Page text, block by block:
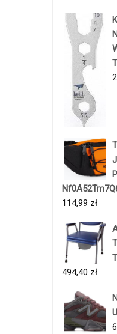
114,99 zł
494,40 zł